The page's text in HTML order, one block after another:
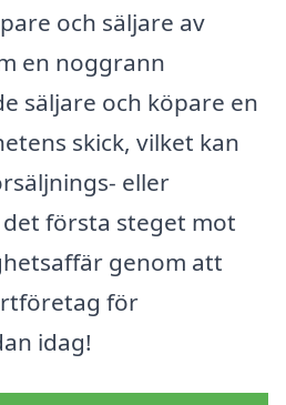
och säljare av
en noggrann
säljare och köpare en
skick, vilket kan
eller
det första steget mot
genom att
för
idag!